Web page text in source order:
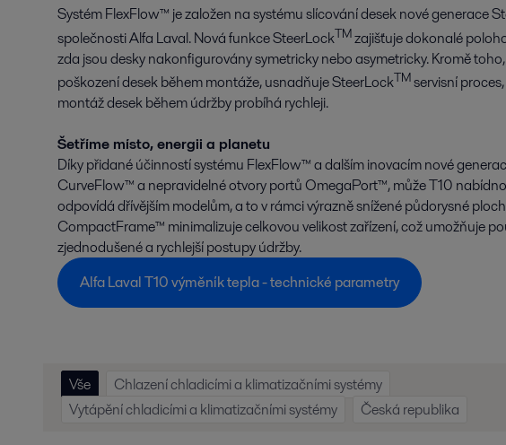
Systém FlexFlow™ je založen na systému slícování desek nové generace
společnosti Alfa Laval. Nová funkce SteerLockTMzajišťuje dokonalé
zda jsou desky nakonfigurovány symetricky nebo asymetricky. Kromě
poškození desek během montáže, usnadňuje SteerLockTMservisní
montáž desek během údržby probíhá rychleji.
Šetříme místo, energii a planetu
Díky přidané účinností systému FlexFlow™ a dalším inovacím nové
CurveFlow™ a nepravidelné otvory portů OmegaPort™, může T10
odpovídá dřívějším modelům, a to v rámci výrazně snížené půdorysné
CompactFrame™ minimalizuje celkovou velikost zařízení, což umožňuje
zjednodušené a rychlejší postupy údržby.
Alfa Laval T10 výměník tepla - technické parametry
Vše
Chlazení chladicími a klimatizačními systémy
Vytápění chladicími a klimatizačními systémy
Česká republika